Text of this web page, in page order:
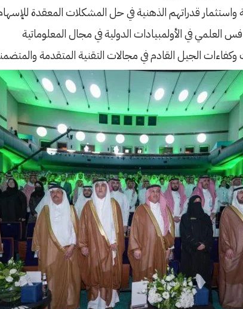
قدراتهم الذهنية في حل المشكلات المعقدة
العلمي في الأولمبيادات الدولية في مجال المعلوماتية
وكفاءات الجيل القادم في مجالات التقنية المتقدمة